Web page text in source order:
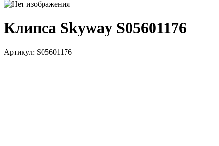
Клипса Skyway S05601176
Артикул: S05601176